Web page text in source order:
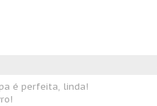
é perfeita, linda!